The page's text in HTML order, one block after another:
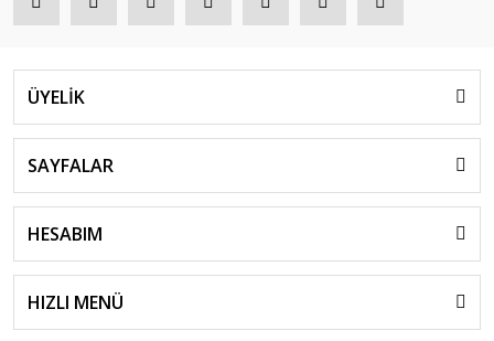
ÜYELİK
SAYFALAR
HESABIM
HIZLI MENÜ